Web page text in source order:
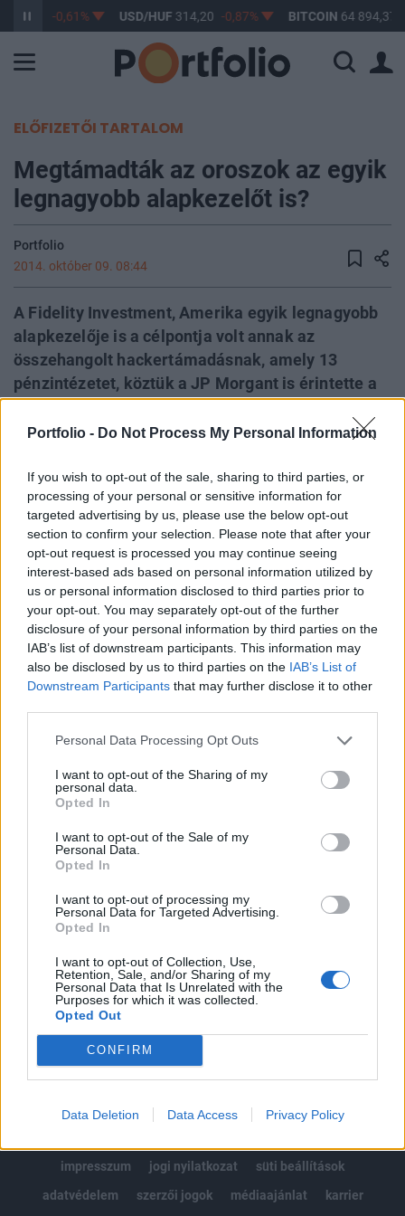
Portfolio - Do Not Process My Personal Information
If you wish to opt-out of the sale, sharing to third parties, or
processing of your personal or sensitive information for
targeted advertising by us, please use the below opt-out
section to confirm your selection. Please note that after your
opt-out request is processed you may continue seeing
interest-based ads based on personal information utilized by
us or personal information disclosed to third parties prior to
your opt-out. You may separately opt-out of the further
disclosure of your personal information by third parties on the
IAB’s list of downstream participants. This information may
also be disclosed by us to third parties on the IAB’s List of
Downstream Participants that may further disclose it to other
Personal Data Processing Opt Outs
I want to opt-out of the Sharing of my
personal data.
Opted In
I want to opt-out of the Sale of my
Personal Data.
Opted In
I want to opt-out of processing my
Personal Data for Targeted Advertising.
Opted In
I want to opt-out of Collection, Use,
Retention, Sale, and/or Sharing of my
Personal Data that Is Unrelated with the
Purposes for which it was collected.
Opted Out
CONFIRM
Data Deletion Data Access Privacy Policy
363,17 -0,61% USD/HUF 314,20 -0,87% BITCOIN 64 894,37
ELŐFIZETŐI TARTALOM
Megtámadták az oroszok az egyik
legnagyobb alapkezelőt is?
Portfolio
2014. október 09. 08:44
A Fidelity Investment, Amerika egyik legnagyobb
alapkezelője is a célpontja volt annak az
összehangolt hackertámadásnak, amely 13
pénzintézetet, köztük a JP Morgant is érintette a
forrásától. Informatikai biztonsági szakértők
hivatalosan nem erősítették meg.
Augusztus végén szóltak a híradások először arról, hogy
mindeddig meg nem erősített információk szerint egy orosz
hackercsoport 13 amerikai pénzintézet ellen indított
összehangolt támadást. Már akkor is arról volt szó, hogy a
JP Morgan, az egyik legnagyobb amerikai bank is az
áldozatok között lehet. Múlt héten a JP Morgan elismerte,
hogy akár 76 millió ügyfelük nevét...
KEDVES OLVASÓNK!
A keresett cikk a portfolio.hu hírarchívumához
regisztrációhoz kötött.
Portfolio.hu teljes cikkarchívum
Kötéslisták: BÉT elmúlt 2 év napon belüli
MÁR ELŐFIZETŐNK VAGY?BEJELENTKEZÉS
impresszum
jogi nyilatkozat
süti beállítások
adatvédelem
szerzői jogok médiaajánlat karrier